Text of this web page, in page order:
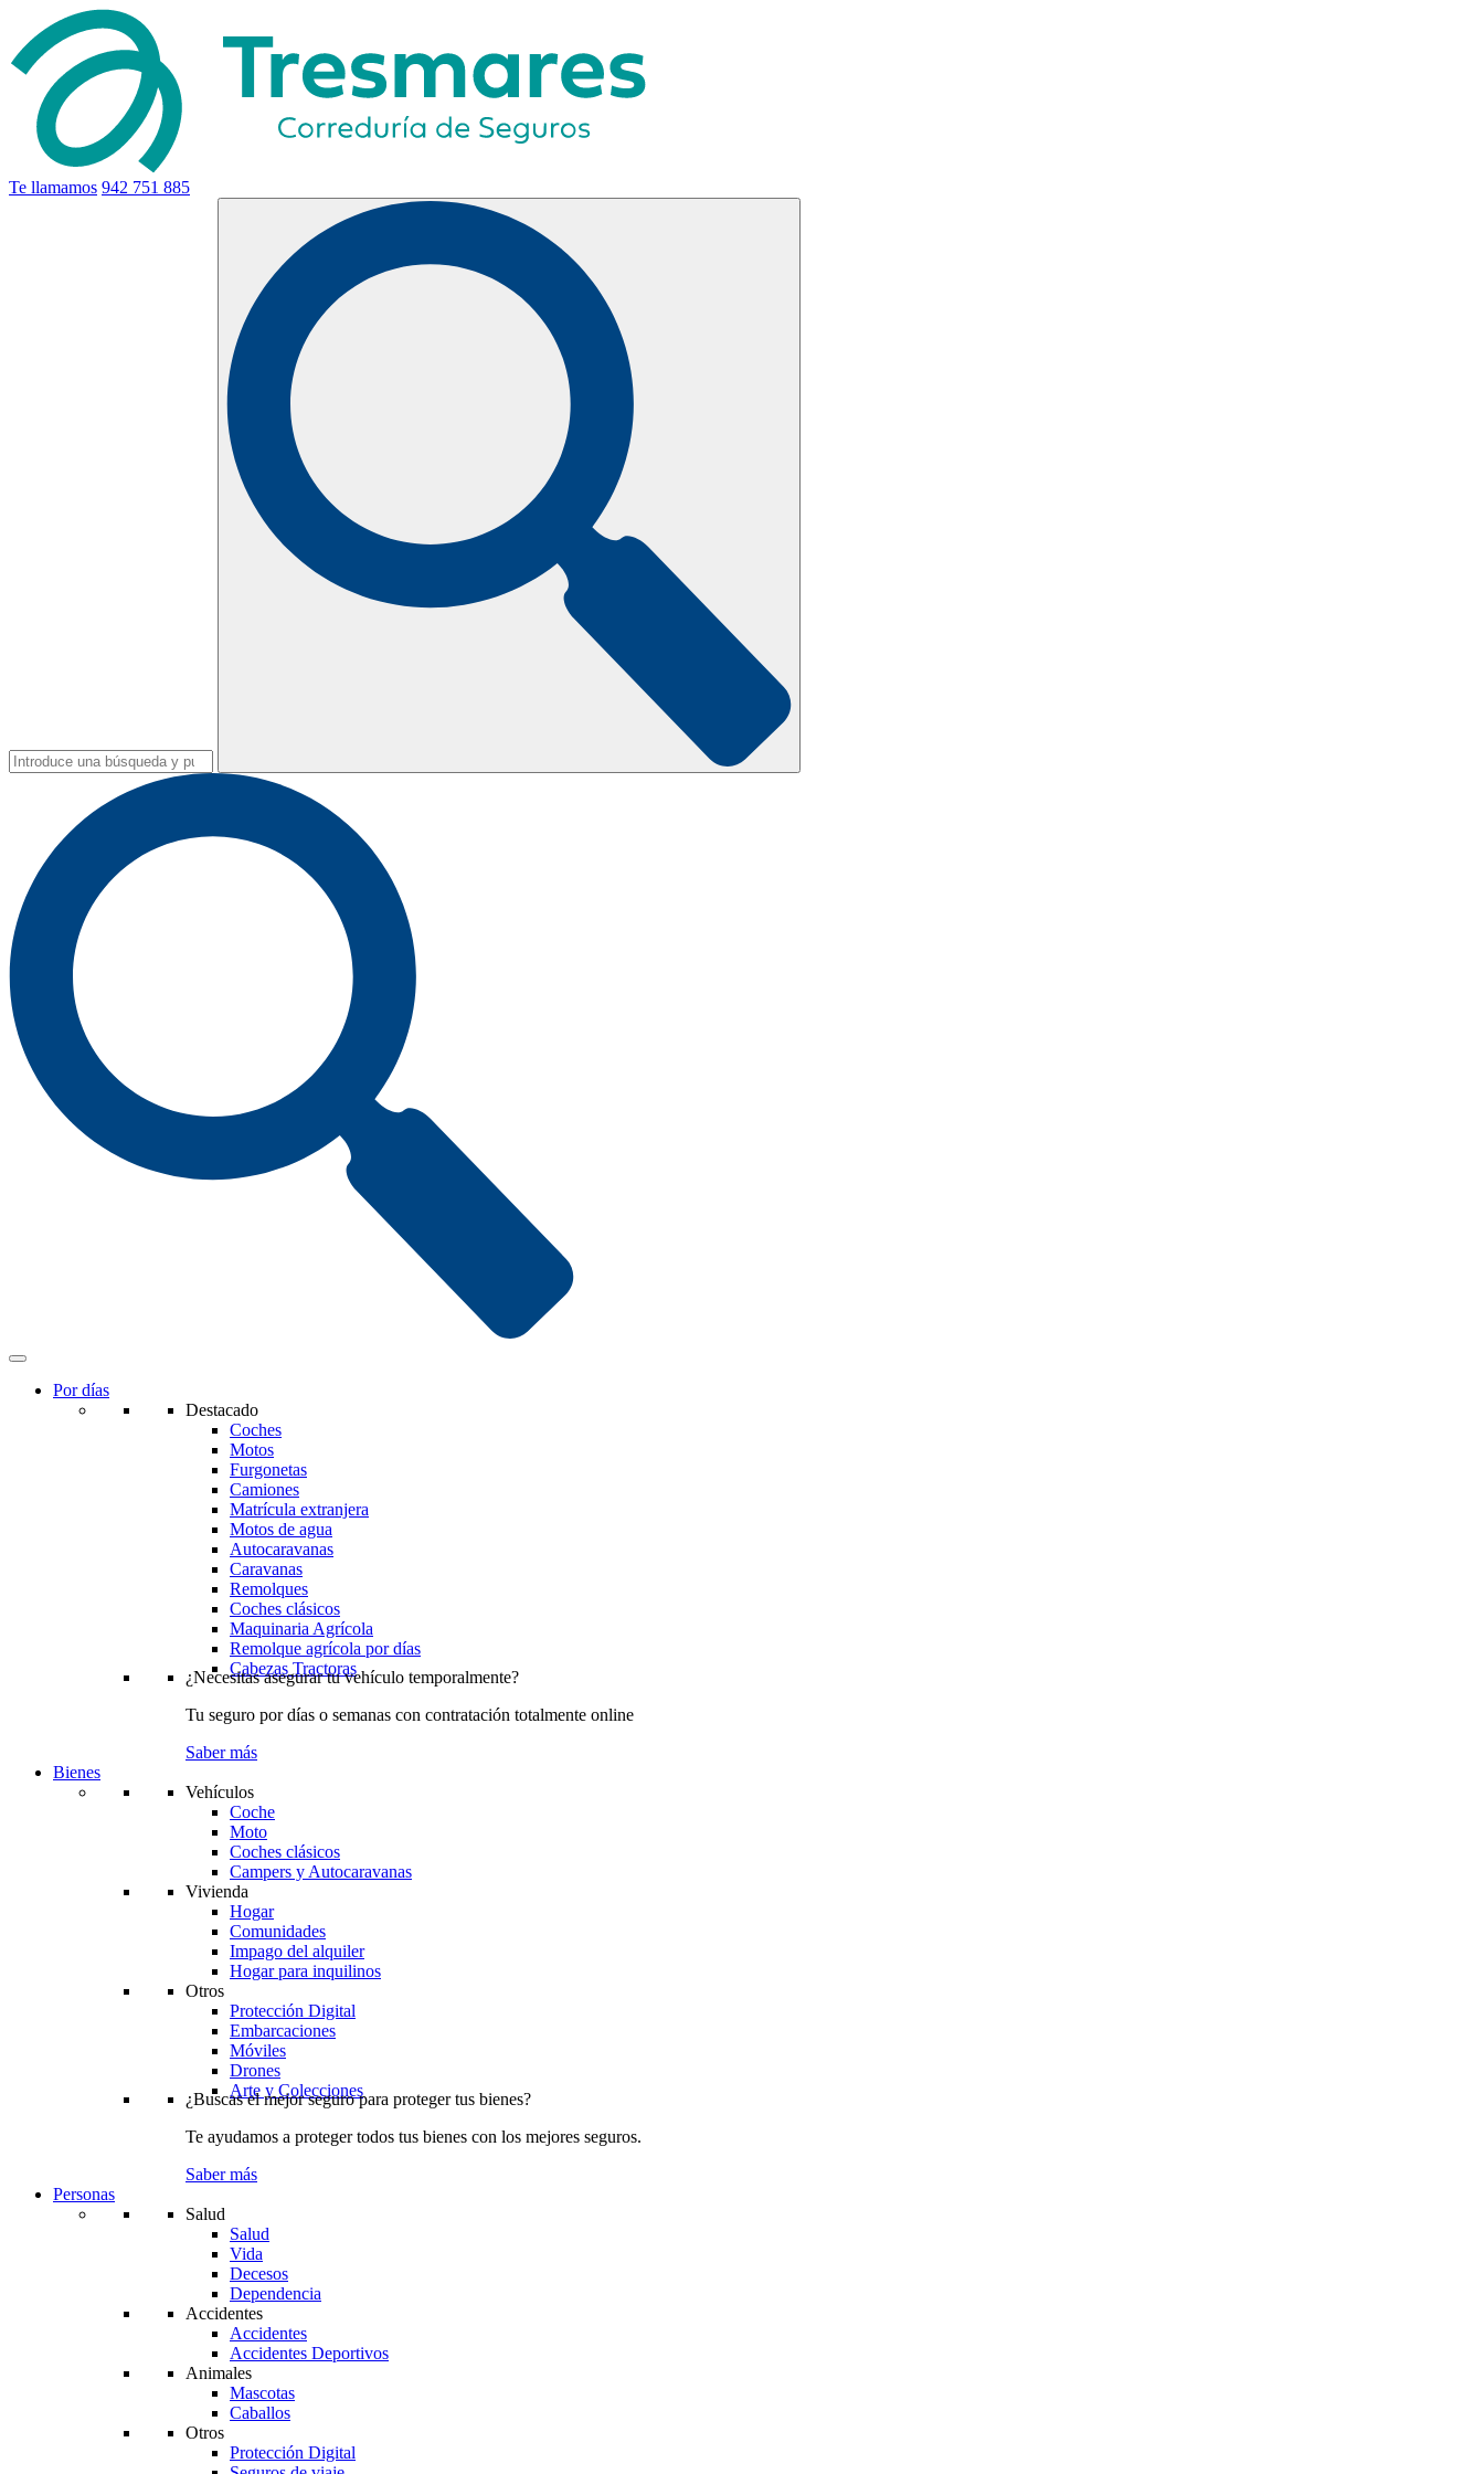
Te llamamos 942 751 885
Por días
Destacado
Coches
Motos
Furgonetas
Camiones
Matrícula extranjera
Motos de agua
Autocaravanas
Caravanas
Remolques
Coches clásicos
Maquinaria Agrícola
Remolque agrícola por días
Cabezas Tractoras
¿Necesitas asegurar tu vehículo temporalmente?
Tu seguro por días o semanas con contratación totalmente online
Saber más
Bienes
Vehículos
Coche
Moto
Coches clásicos
Campers y Autocaravanas
Vivienda
Hogar
Comunidades
Impago del alquiler
Hogar para inquilinos
Otros
Protección Digital
Embarcaciones
Móviles
Drones
Arte y Colecciones
¿Buscas el mejor seguro para proteger tus bienes?
Te ayudamos a proteger todos tus bienes con los mejores seguros.
Saber más
Personas
Salud
Salud
Vida
Decesos
Dependencia
Accidentes
Accidentes
Accidentes Deportivos
Animales
Mascotas
Caballos
Otros
Protección Digital